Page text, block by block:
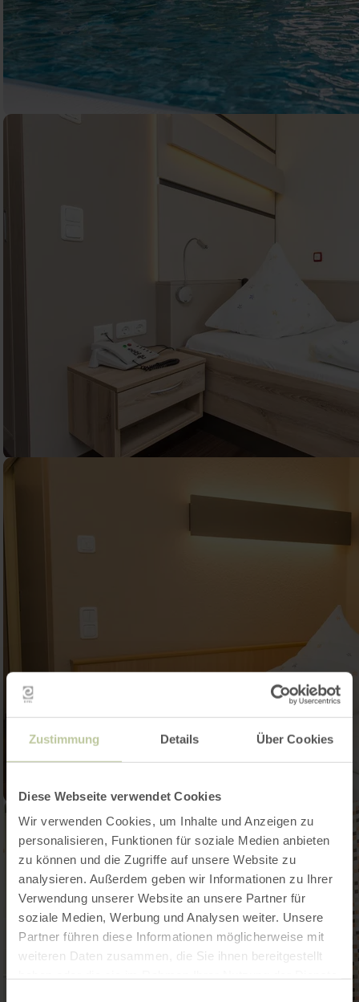
Zustimmung Details Über Cookies
Diese Webseite verwendet Cookies
Wir verwenden Cookies, um Inhalte und Anzeigen zu
personalisieren, Funktionen für soziale Medien anbieten
zu können und die Zugriffe auf unsere Website zu
analysieren. Außerdem geben wir Informationen zu Ihrer
Verwendung unserer Website an unsere Partner für
soziale Medien, Werbung und Analysen weiter. Unsere
Partner führen diese Informationen möglicherweise mit
weiteren Daten zusammen, die Sie ihnen bereitgestellt